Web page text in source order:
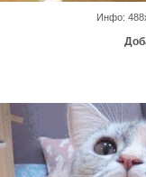
Инфо: